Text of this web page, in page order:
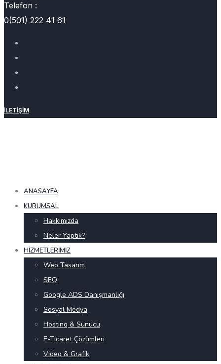
Telefon :
0(501) 222 41 61
İLETIŞIM
ANASAYFA
KURUMSAL
Hakkımızda
Neler Yaptık?
HIZMETLERIMIZ
Web Tasarım
SEO
Google ADS Danışmanlığı
Sosyal Medya
Hosting & Sunucu
E-Ticaret Çözümleri
Video & Grafik